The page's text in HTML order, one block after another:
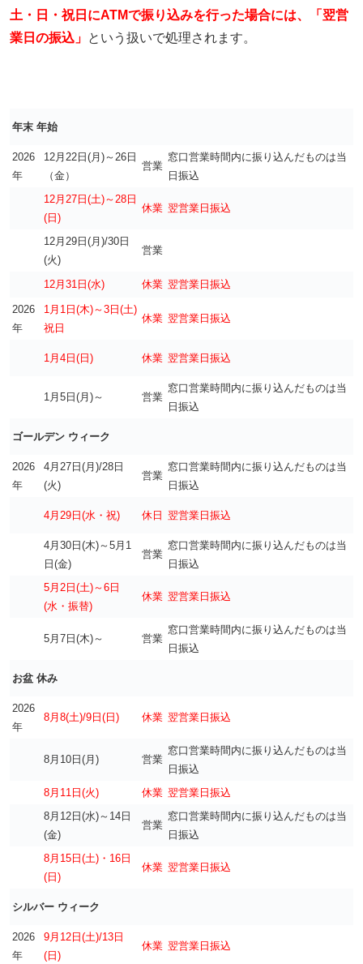
土・日・祝日にATMで振り込みを行った場合には、「翌営
業日の振込」 という扱いで処理されます。
年末 年始
2026
年
12月22日(月)～26日
（金）
営業
窓口営業時間内に振り込んだものは当
日振込
12月27日(土)～28日
(日)
休業 翌営業日振込
12月29日(月)/30日
(火)
営業
12月31日(水) 休業 翌営業日振込
2026
年
1月1日(木)～3日(土)
祝日
休業 翌営業日振込
1月4日(日) 休業 翌営業日振込
1月5日(月)～ 営業
窓口営業時間内に振り込んだものは当
日振込
ゴールデン ウィーク
2026
年
4月27日(月)/28日
(火)
営業
窓口営業時間内に振り込んだものは当
日振込
4月29日(水・祝) 休日 翌営業日振込
4月30日(木)～5月1
日(金)
営業
窓口営業時間内に振り込んだものは当
日振込
5月2日(土)～6日
(水 ・振替)
休業 翌営業日振込
5月7日(木)～ 営業
窓口営業時間内に振り込んだものは当
日振込
お盆 休み
2026
年
8月8(土)/9日(日) 休業 翌営業日振込
8月10日(月) 営業
窓口営業時間内に振り込んだものは当
日振込
8月11日(火)
休業 翌営業日振込
8月12日(水)～14日
(金)
営業
窓口営業時間内に振り込んだものは当
日振込
8月15日(土)・16日
(日)
休業 翌営業日振込
シルバー ウィーク
2026
年
9月12日(土)/13日
(日)
休業 翌営業日振込